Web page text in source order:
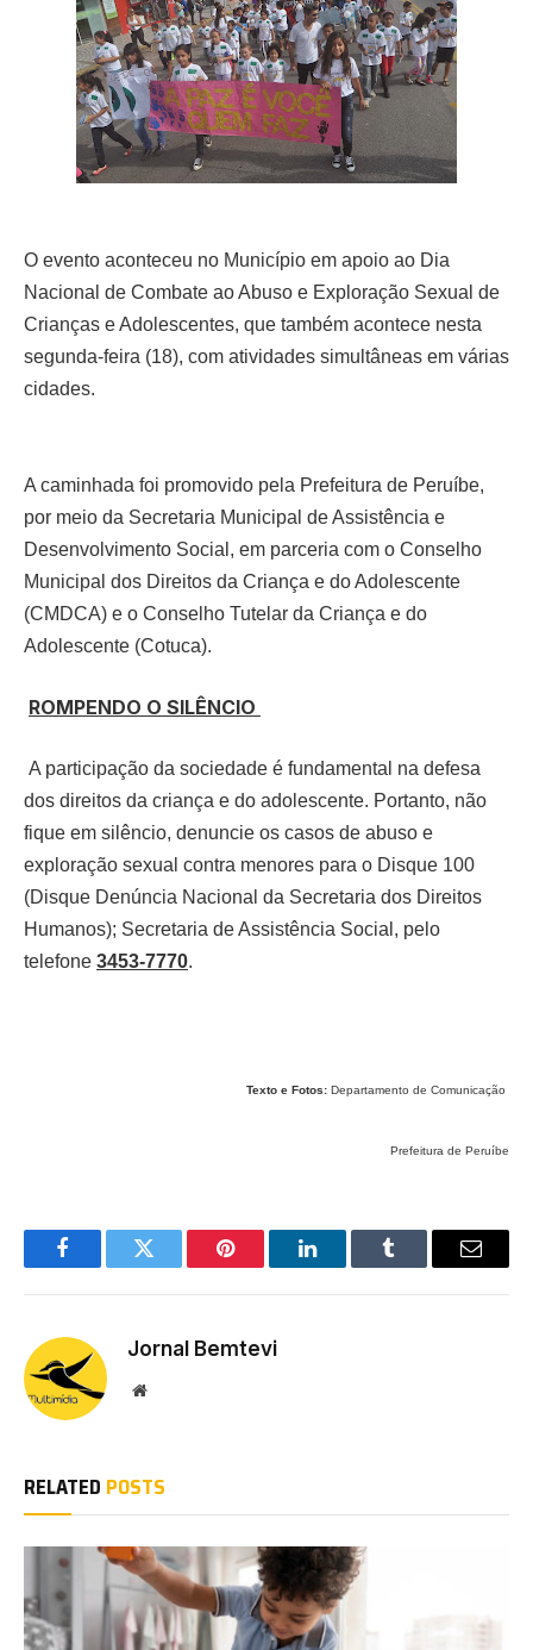
O evento aconteceu no Município em apoio ao Dia
Nacional de Combate ao Abuso e Exploração Sexual de
Crianças e Adolescentes, que também acontece nesta
segunda-feira (18), com atividades simultâneas em várias
cidades.
A caminhada foi promovido pela Prefeitura de Peruíbe,
por meio da Secretaria Municipal de Assistência e
Desenvolvimento Social, em parceria com o Conselho
Municipal dos Direitos da Criança e do Adolescente
(CMDCA) e o Conselho Tutelar da Criança e do
Adolescente (Cotuca).
ROMPENDO O SILÊNCIO
A participação da sociedade é fundamental na defesa
dos direitos da criança e do adolescente. Portanto, não
fique em silêncio, denuncie os casos de abuso e
exploração sexual contra menores para o Disque 100
(Disque Denúncia Nacional da Secretaria dos Direitos
Humanos); Secretaria de Assistência Social, pelo
telefone 3453-7770.
Texto e Fotos: Departamento de Comunicação
Prefeitura de Peruíbe
FacebookTwitter Pinterest LinkedInTumblr Email
Jornal Bemtevi
Website
RELATED POSTS